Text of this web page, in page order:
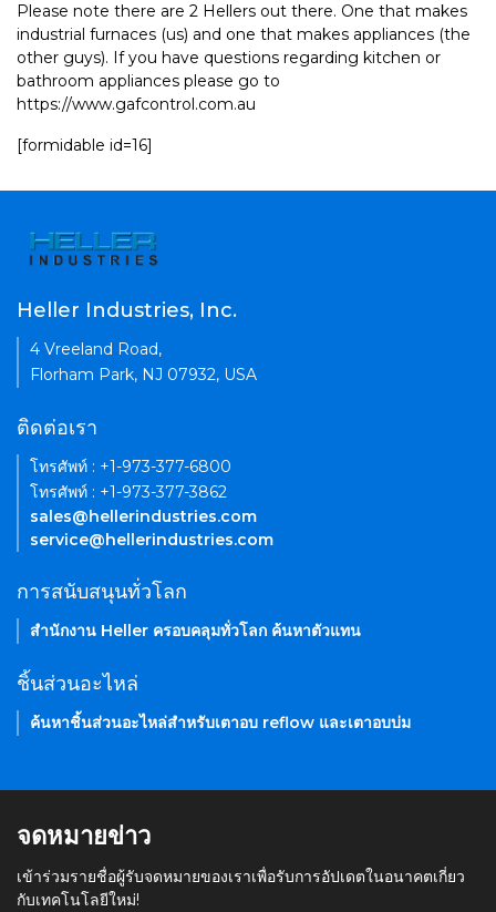
Please note there are 2 Hellers out there. One that makes
industrial furnaces (us) and one that makes appliances (the
other guys). If you have questions regarding kitchen or
bathroom appliances please go to
https://www.gafcontrol.com.au
[formidable id=16]
Heller Industries, Inc.
4 Vreeland Road,
Florham Park, NJ 07932, USA
ติดต่อเรา
โทรศัพท์ : +1-973-377-6800
โทรศัพท์ : +1-973-377-3862
sales@hellerindustries.com
service@hellerindustries.com
การสนับสนุนทั่วโลก
สำนักงาน Heller ครอบคลุมทั่วโลก ค้นหาตัวแทน
ชิ้นส่วนอะไหล่
ค้นหาชิ้นส่วนอะไหล่สำหรับเตาอบ reflow และเตาอบบ่ม
จดหมายข่าว
เข้าร่วมรายชื่อผู้รับจดหมายของเราเพื่อรับการอัปเดตในอนาคตเกี่ยว
กับเทคโนโลยีใหม่!